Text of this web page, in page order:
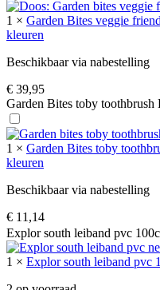
1 × Garden Bites veggie
kleuren
Beschikbaar via nabestelling
€ 39,95
Garden Bites toby toothbrush
1 × Garden Bites toby
kleuren
Beschikbaar via nabestelling
€ 11,14
Explor south leiband pvc
1 × Explor south leiband pvc